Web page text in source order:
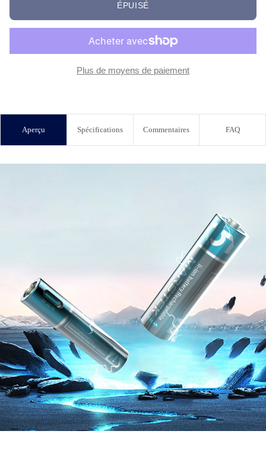
ÉPUISÉ
Plus de moyens de paiement
Aperçu Spécifications Commentaires FAQ